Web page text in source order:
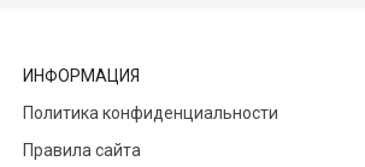
ИНФОРМАЦИЯ
Политика конфиденциальности
Правила сайта